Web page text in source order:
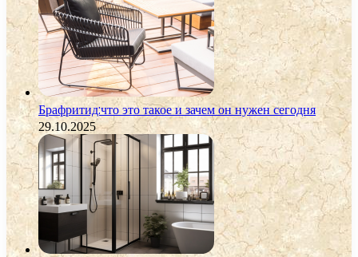
Брафритид:что это такое и зачем он нужен сегодня
29.10.2025